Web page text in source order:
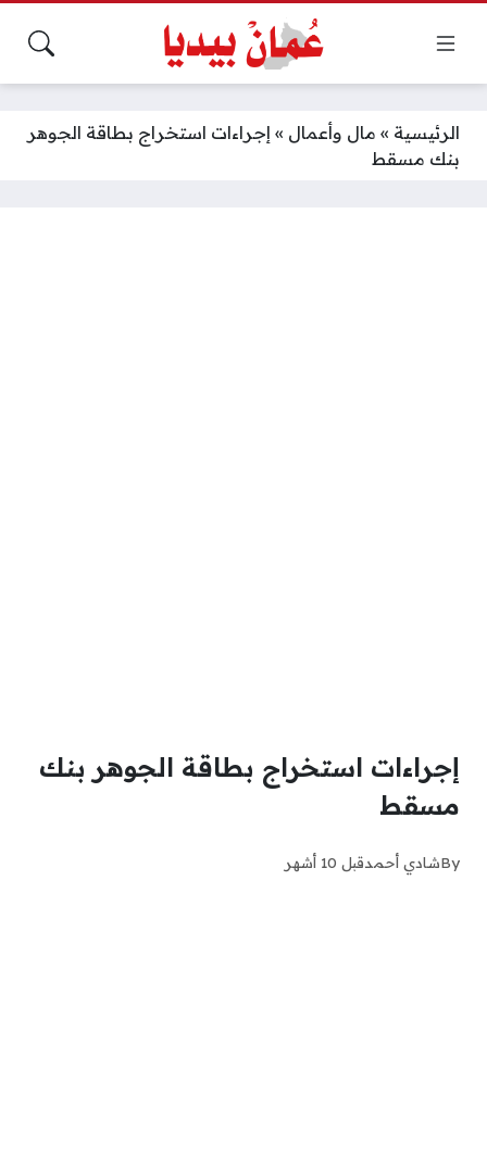
الرئيسية » مال وأعمال » إجراءات استخراج بطاقة الجوهر
بنك مسقط
إجراءات استخراج بطاقة الجوهر بنك
مسقط
Byشادي أحمدقبل 10 أشهر